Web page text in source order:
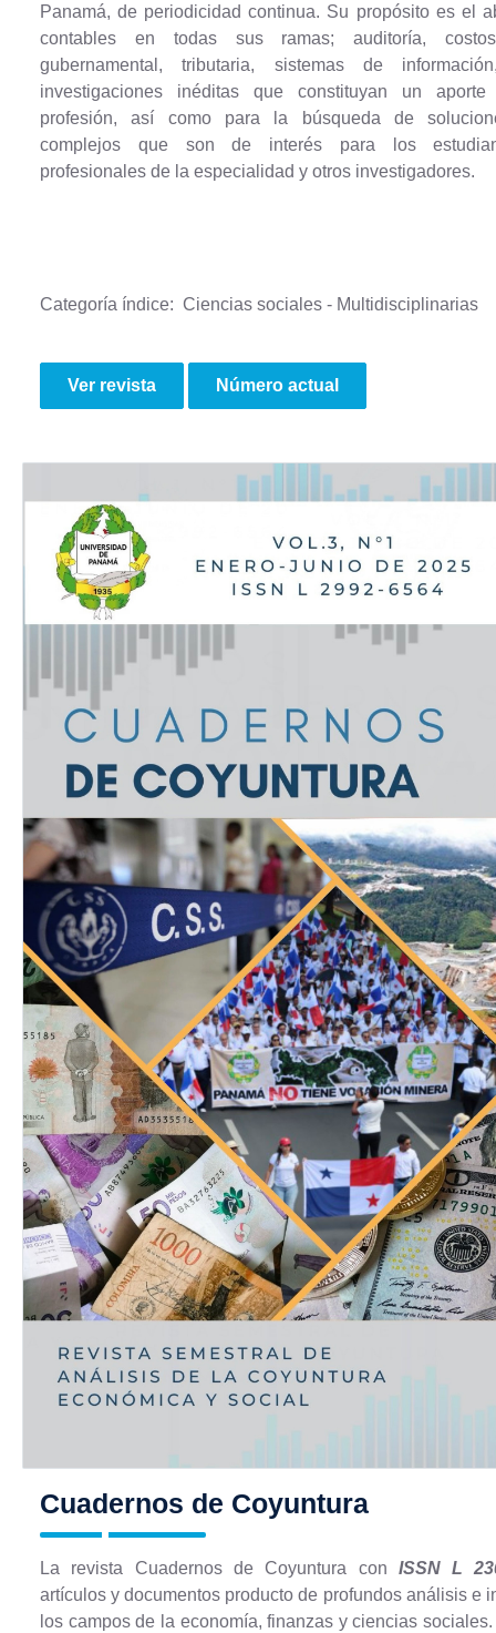
Panamá, de periodicidad continua. Su propósito es el
contables en todas sus ramas; auditoría,
gubernamental, tributaria, sistemas de
investigaciones inéditas que constituyan un
profesión, así como para la búsqueda de
complejos que son de interés para los
profesionales de la especialidad y otros investigadores.
Categoría índice: Ciencias sociales - Multidisciplinarias
Ver revista Número actual
Cuadernos de Coyuntura
La revista Cuadernos de Coyuntura con ISSN L
artículos y documentos producto de profundos análisis e
los campos de la economía, finanzas y ciencias